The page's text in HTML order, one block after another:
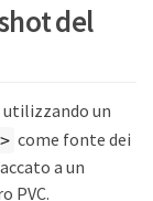
del
utilizzando un
come fonte dei
a un
PVC.